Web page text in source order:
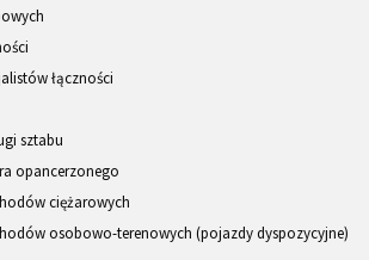
łączności
sztabu
opancerzonego
ciężarowych
osobowo-terenowych (pojazdy dyspozycyjne)